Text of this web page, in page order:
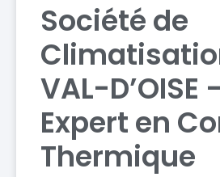
Société de
VAL-D’OISE
Expert en
Thermique